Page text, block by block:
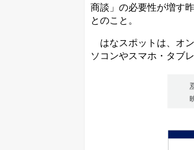
商談」の必要性が増す
とのこと。
はなスポットは、オ
ソコンやスマホ・タブ